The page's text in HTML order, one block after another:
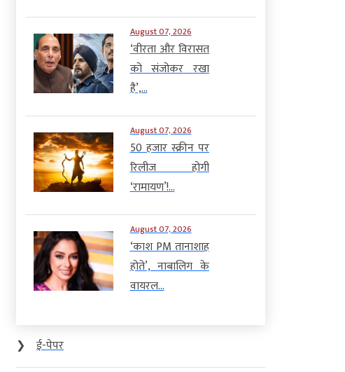
August 07, 2026
‘वीरता और विरासत
को संजोकर रखा
है’,...
August 07, 2026
50 हजार स्क्रीन पर
रिलीज होगी
‘रामायण’!...
August 07, 2026
‘काश PM तानाशाह
होते’, नाबालिग के
वायरल...
❯
ई-पेपर